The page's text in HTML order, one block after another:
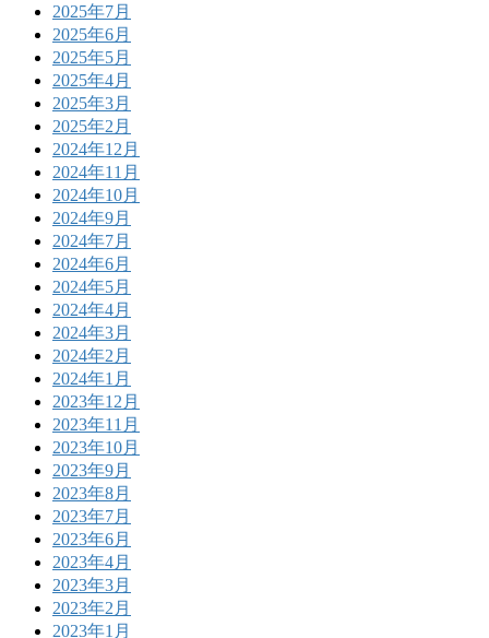
2025年7月
2025年6月
2025年5月
2025年4月
2025年3月
2025年2月
2024年12月
2024年11月
2024年10月
2024年9月
2024年7月
2024年6月
2024年5月
2024年4月
2024年3月
2024年2月
2024年1月
2023年12月
2023年11月
2023年10月
2023年9月
2023年8月
2023年7月
2023年6月
2023年4月
2023年3月
2023年2月
2023年1月